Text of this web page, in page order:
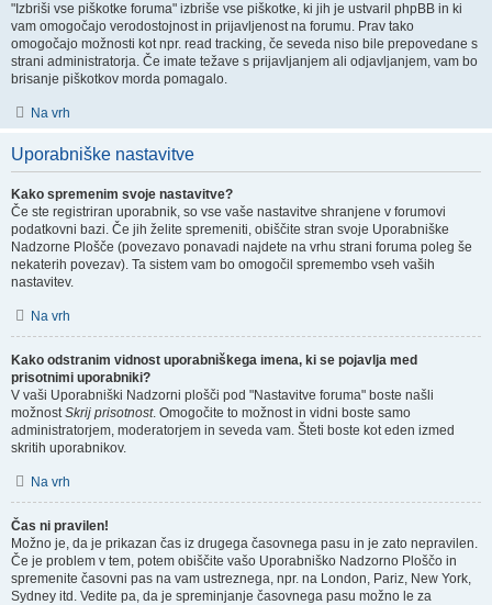
"Izbriši vse piškotke foruma" izbriše vse piškotke, ki jih je ustvaril phpBB in ki
vam omogočajo verodostojnost in prijavljenost na forumu. Prav tako
omogočajo možnosti kot npr. read tracking, če seveda niso bile prepovedane s
strani administratorja. Če imate težave s prijavljanjem ali odjavljanjem, vam bo
brisanje piškotkov morda pomagalo.
Na vrh
Uporabniške nastavitve
Kako spremenim svoje nastavitve?
Če ste registriran uporabnik, so vse vaše nastavitve shranjene v forumovi
podatkovni bazi. Če jih želite spremeniti, obiščite stran svoje Uporabniške
Nadzorne Plošče (povezavo ponavadi najdete na vrhu strani foruma poleg še
nekaterih povezav). Ta sistem vam bo omogočil spremembo vseh vaših
nastavitev.
Na vrh
Kako odstranim vidnost uporabniškega imena, ki se pojavlja med
prisotnimi uporabniki?
V vaši Uporabniški Nadzorni plošči pod "Nastavitve foruma" boste našli
možnostSkrij prisotnost. Omogočite to možnost in vidni boste samo
administratorjem, moderatorjem in seveda vam. Šteti boste kot eden izmed
skritih uporabnikov.
Na vrh
Čas ni pravilen!
Možno je, da je prikazan čas iz drugega časovnega pasu in je zato nepravilen.
Če je problem v tem, potem obiščite vašo Uporabniško Nadzorno Ploščo in
spremenite časovni pas na vam ustreznega, npr. na London, Pariz, New York,
Sydney itd. Vedite pa, da je spreminjanje časovnega pasu možno le za